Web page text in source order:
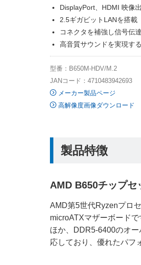
DisplayPort、HDMI 映像
2.5ギガビットLANを搭載
コネクタを補強し信号伝
高音質サウンドを実現す
型番：B650M-HDV/M.2
JANコード：4710483942693
メーカー製品ページ
高解像度画像ダウンロード
製品特徴
AMD B650チップセ
AMD第5世代Ryzenプロ
microATXマザーボード
ほか、DDR5-6400のオ
応しており、優れたパフ